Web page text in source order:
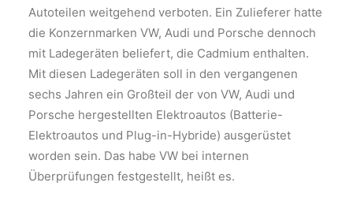
Autoteilen weitgehend verboten. Ein Zulieferer hatte
die Konzernmarken VW, Audi und Porsche dennoch
mit Ladegeräten beliefert, die Cadmium enthalten.
Mit diesen Ladegeräten soll in den vergangenen
sechs Jahren ein Großteil der von VW, Audi und
Porsche hergestellten Elektroautos (Batterie-
Elektroautos und Plug-in-Hybride) ausgerüstet
worden sein. Das habe VW bei internen
Überprüfungen festgestellt, heißt es.